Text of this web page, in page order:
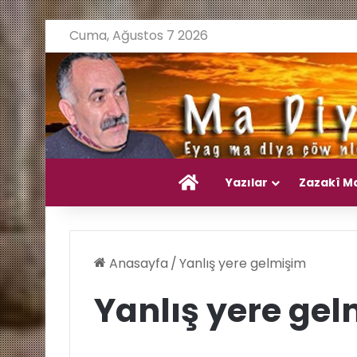
Cuma, Ağustos 7 2026
Ana Sayfa
Yazılar Zazakî
Anasayfa /Yanlış yere gelmişim
Yanlış yere